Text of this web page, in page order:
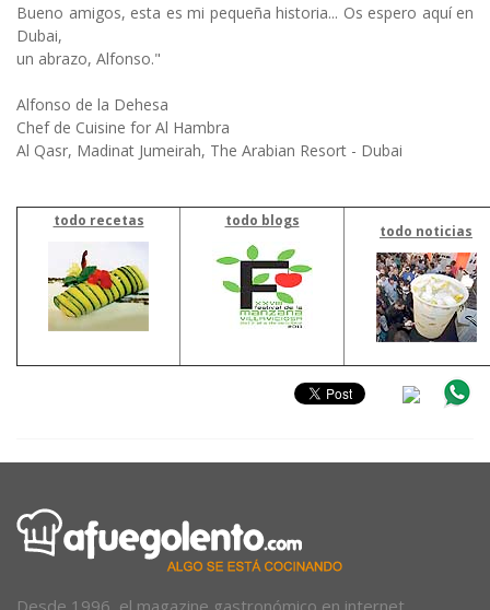
Bueno amigos, esta es mi pequeña historia... Os espero aquí en
Dubai,
un abrazo, Alfonso."
Alfonso de la Dehesa
Chef de Cuisine for Al Hambra
Al Qasr, Madinat Jumeirah, The Arabian Resort - Dubai
todo recetas todo blogs
todo noticias
Desde 1996, el magazine gastronómico en internet.